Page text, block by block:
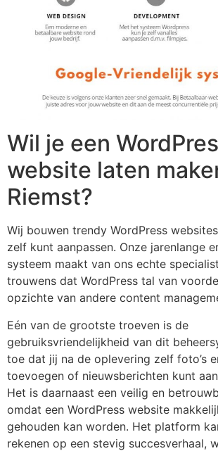
Wil je een
website laten
Riemst?
Wij bouwen trendy WordPress
zelf kunt aanpassen. Onze jarenlange
systeem maakt van ons echte
trouwens dat WordPress tal van
opzichte van andere content
Eén van de grootste troeven is de
gebruiksvriendelijkheid van dit
toe dat jij na de oplevering zelf foto’s
toevoegen of nieuwsberichten kunt
Het is daarnaast een veilig en
omdat een WordPress website
gehouden kan worden. Het platform
rekenen op een stevig succesverhaal,